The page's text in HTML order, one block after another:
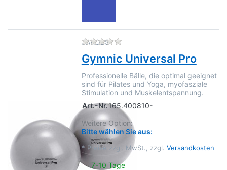
JAKOBS Zu diesem Produkt liegen
Gymnic Universal Pro
Professionelle Bälle, die optimal geeignet
sind für Pilates und Yoga, myofasziale
Stimulation und Muskelentspannung.
Art.-Nr.165.400810-
Weitere Option:
Bitte wählen Sie aus:
* Preise zzgl. MwSt., zzgl. Versandkosten
7-10 Tage